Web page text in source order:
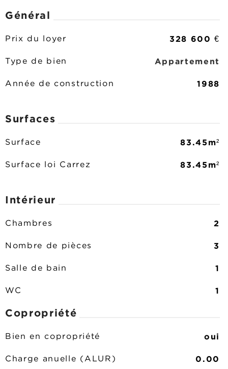
Général
Prix du loyer 328 600 €
Type de bien Appartement
Année de construction 1988
Surfaces
Surface 83.45m²
Surface loi Carrez 83.45m²
Intérieur
Chambres 2
Nombre de pièces 3
Salle de bain 1
WC 1
Copropriété
Bien en copropriété oui
Charge anuelle (ALUR) 0.00